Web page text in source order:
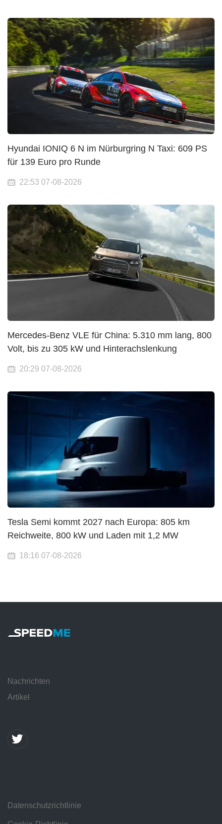
Hyundai IONIQ 6 N im Nürburgring N Taxi: 609 PS
für 139 Euro pro Runde
22:53 07-08-2026
Mercedes-Benz VLE für China: 5.310 mm lang, 800
Volt, bis zu 305 kW und Hinterachslenkung
20:29 07-08-2026
Tesla Semi kommt 2027 nach Europa: 805 km
Reichweite, 800 kW und Laden mit 1,2 MW
18:16 07-08-2026
Nachrichten
Artikel
Datenschutzrichtlinie